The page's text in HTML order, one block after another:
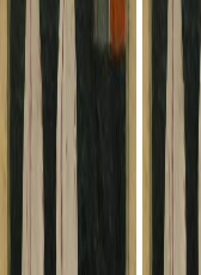
Iqtishodia
Sastra
Literasi Umat